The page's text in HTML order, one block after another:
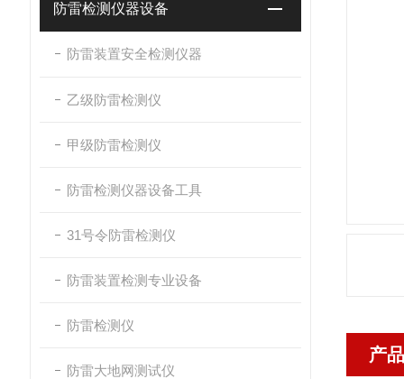
防雷检测仪器设备
防雷装置安全检测仪器
乙级防雷检测仪
甲级防雷检测仪
防雷检测仪器设备工具
31号令防雷检测仪
防雷装置检测专业设备
防雷检测仪
防雷大地网测试仪
产